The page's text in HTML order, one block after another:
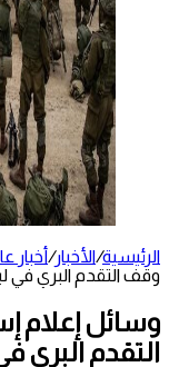
الرئيسية/الأخبار/أخبار
وقف التقدم البري في
وسائل إعلام
التقدم البري